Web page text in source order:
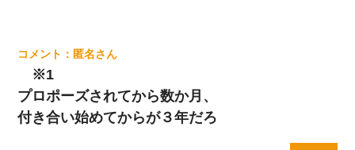
匿名
※1
プロポーズされてから数か月、
付き合い始めてからが３年だろ